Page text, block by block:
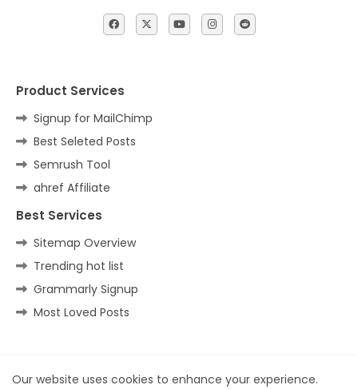
Product Services
Signup for MailChimp
Best Seleted Posts
Semrush Tool
ahref Affiliate
Best Services
Sitemap Overview
Trending hot list
Grammarly Signup
Most Loved Posts
Home Contact us Privacy Policy
Our website uses cookies to enhance your experience.